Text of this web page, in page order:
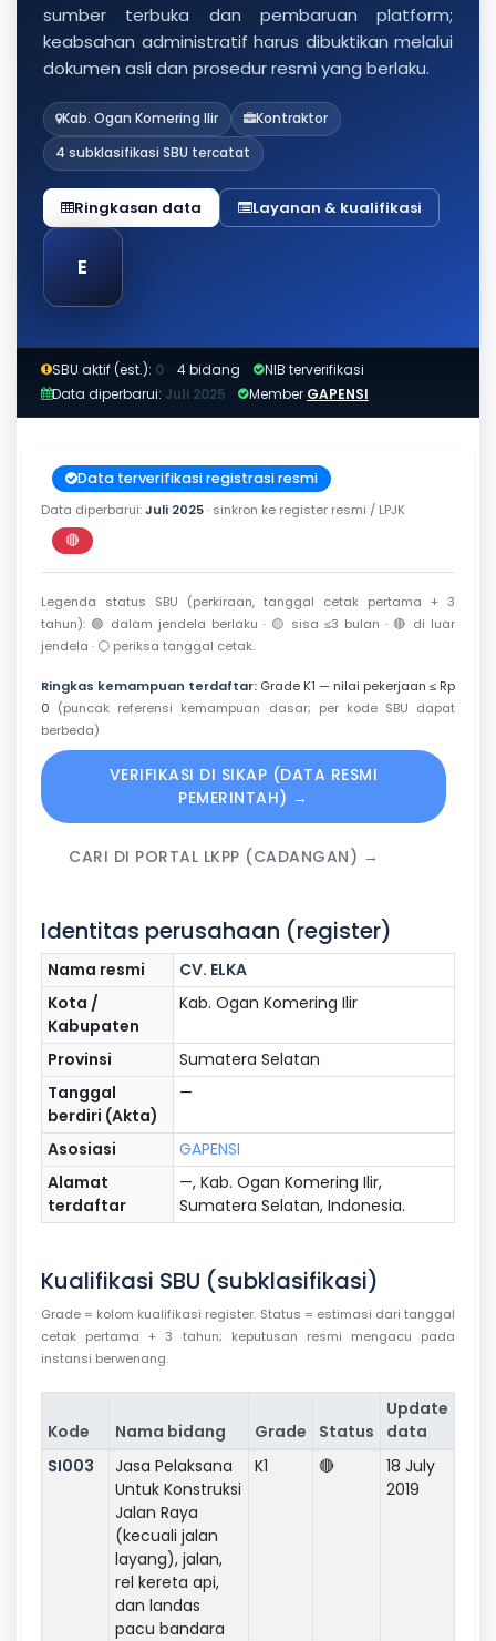
sumber terbuka dan pembaruan platform;
keabsahan administratif harus dibuktikan melalui
dokumen asli dan prosedur resmi yang berlaku.
Kab. Ogan Komering Ilir
Kontraktor
4 subklasifikasi SBU tercatat
Ringkasan data Layanan & kualifikasi
E
SBU aktif (est.): 0 · 4 bidang
NIB terverifikasi
Data diperbarui: Juli 2025 Member GAPENSI
Data terverifikasi registrasi resmi
Data diperbarui:Juli 2025· sinkron ke register resmi / LPJK
🔴
Perkiraan di luar jendela berlaku
Legenda status SBU (perkiraan, tanggal cetak pertama + 3
tahun): 🟢 dalam jendela berlaku · 🟡 sisa ≤3 bulan · 🔴 di luar
jendela · ⚪ periksa tanggal cetak.
Ringkas kemampuan terdaftar: Grade K1 — nilai pekerjaan ≤ Rp
0 (puncak referensi kemampuan dasar; per kode SBU dapat
berbeda)
VERIFIKASI DI SIKAP (DATA RESMI
PEMERINTAH) →
CARI DI PORTAL LKPP (CADANGAN) →
Identitas perusahaan (register)
Nama resmi
CV. ELKA
Kota /
Kabupaten
Kab. Ogan Komering Ilir
Provinsi
Sumatera Selatan
Tanggal
berdiri (Akta)
—
Asosiasi
GAPENSI
Alamat
terdaftar
—, Kab. Ogan Komering Ilir,
Sumatera Selatan, Indonesia.
Kualifikasi SBU (subklasifikasi)
Grade = kolom kualifikasi register. Status = estimasi dari tanggal
cetak pertama + 3 tahun; keputusan resmi mengacu pada
instansi berwenang.
Kode Nama bidang Grade Status
Update
data
SI003
Jasa Pelaksana
Untuk Konstruksi
Jalan Raya
(kecuali jalan
layang), jalan,
rel kereta api,
dan landas
pacu bandara
K1 🔴
18 July
2019